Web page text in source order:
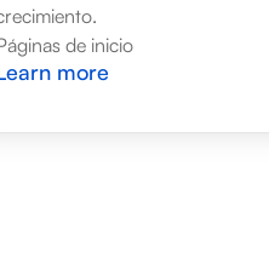
de inicio
more